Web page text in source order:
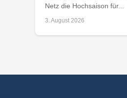
Netz die Hochsaison für...
3. August 2026